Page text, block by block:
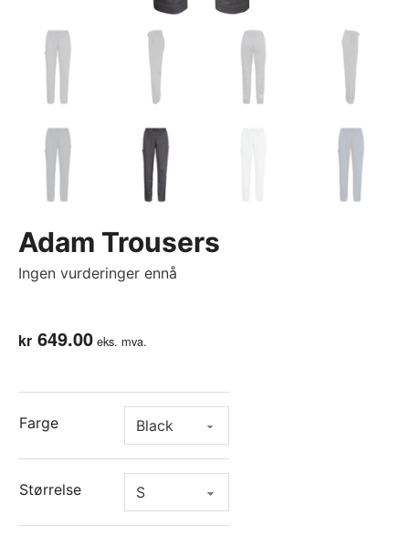
Adam Trousers
Ingen vurderinger ennå
kr 649.00 eks. mva.
Farge
Størrelse